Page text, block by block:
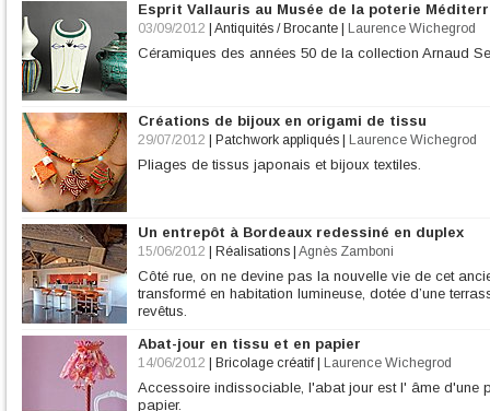
Esprit Vallauris au Musée de la poterie
03/09/2012 Antiquités / Brocante Laurence Wichegrod
Céramiques des années 50 de la collection Arnaud
Créations de bijoux en origami de tissu
29/07/2012 Patchwork appliqués Laurence Wichegrod
Pliages de tissus japonais et bijoux textiles.
Un entrepôt à Bordeaux redessiné en duplex
15/06/2012 Réalisations Agnès Zamboni
Côté rue, on ne devine pas la nouvelle vie de cet
transformé en habitation lumineuse, dotée d’une
revêtus.
Abat-jour en tissu et en papier
14/06/2012 Bricolage créatif| Laurence Wichegrod
Accessoire indissociable, l'abat jour est l' âme d'une
papier.